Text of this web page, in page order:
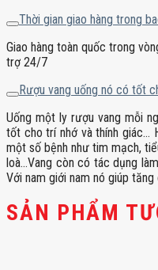
Thời gian giao hàng trong
Giao hàng toàn quốc trong
trợ 24/7
Rượu vang uống nó có tốt
Uống một ly rượu vang mỗi
tốt cho trí nhớ và thính giác…
một số bệnh như tim mạch,
loà…Vang còn có tác dụng
Với nam giới nam nó giúp
SẢN PHẨM